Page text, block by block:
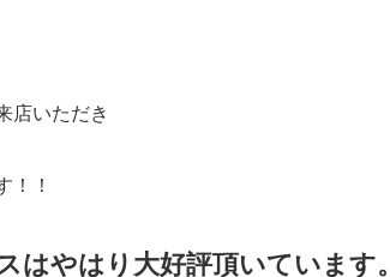
店いただき
！！
はやはり大好評頂いています。